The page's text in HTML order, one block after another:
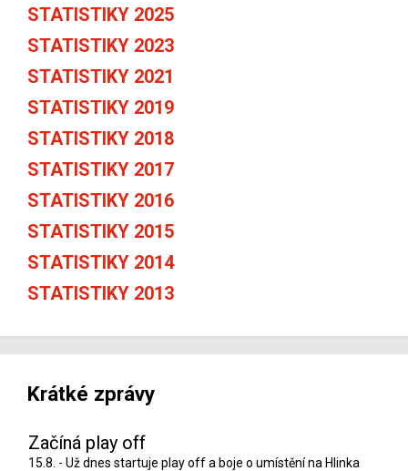
STATISTIKY 2025
STATISTIKY 2023
STATISTIKY 2021
STATISTIKY 2019
STATISTIKY 2018
STATISTIKY 2017
STATISTIKY 2016
STATISTIKY 2015
STATISTIKY 2014
STATISTIKY 2013
Krátké zprávy
Začíná play off
15.8. - Už dnes startuje play off a boje o umístění na Hlinka